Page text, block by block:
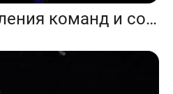
Трайбл. Выступления команд и соло.